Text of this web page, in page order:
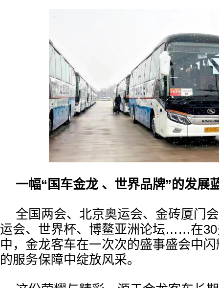
一幅“国车金龙 、世界品牌”的发展
全国两会、北京奥运会、金砖厦门
运会、世界杯、博鳌亚洲论坛……在30
中，金龙客车在一次次的盛事盛会中
的服务保障中绽放风采。